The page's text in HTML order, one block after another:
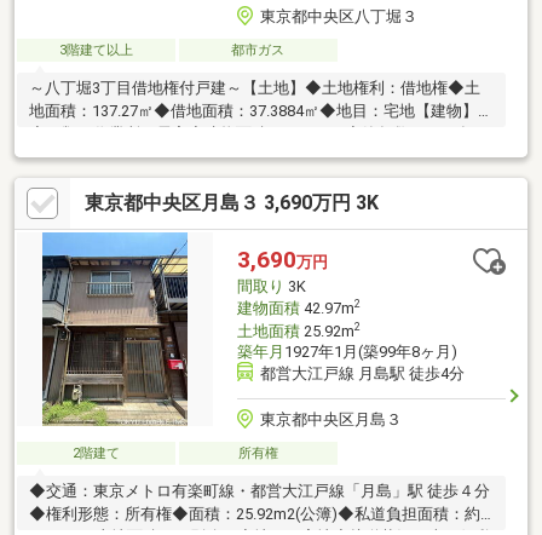
東京都中央区八丁堀３
3階建て以上 都市ガス
～八丁堀3丁目借地権付戸建～【土地】◆土地権利：借地権◆土
地面積：137.27㎡◆借地面積：37.3884㎡◆地目：宅地【建物】
月◆構造：木造陸屋根亜鉛メッキ鋼板葺4階建【借地部分につい
て】◆地代：55 000円(近隣相場等に伴い、定期的な地代改定がご
ざいます)◆期間：20年◆更新料：4 500 000円◆期間：2021年8
月1日～2041年7月31日(20年間）【アクセス】◆東京メトロ日比
谷線・京葉線「八丁堀」駅徒歩3分◆都営浅草線「宝町」駅徒歩4
分※敷地内に自動販売機が設置されています
東京都中央区月島３ 3,690万円 3K
3,690万円
間取り 3K
建物面積42.97m2
土地面積25.92m2
築年月 1927年1月(築99年8ヶ月)
都営大江戸線 月島駅 徒歩4分
東京都中央区月島３
2階建て 所有権
◆交通：東京メトロ有楽町線・都営大江戸線「月島」駅 徒歩４分
◆権利形態：所有権◆面積：25.92m2(公簿)◆私道負担面積：約